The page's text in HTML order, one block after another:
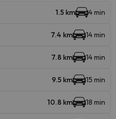
1.5 km 4 min
7.4 km 14 min
7.8 km 14 min
9.5 km 15 min
10.8 km 18 min